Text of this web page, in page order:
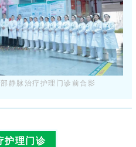
静脉治疗护理门诊前合影
护理门诊